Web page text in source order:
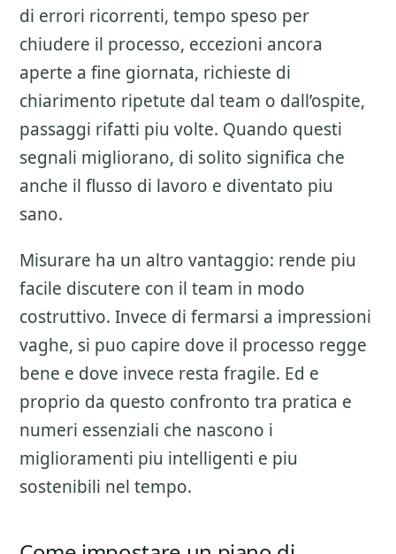
di errori ricorrenti, tempo speso per
chiudere il processo, eccezioni ancora
aperte a fine giornata, richieste di
chiarimento ripetute dal team o dall’ospite,
passaggi rifatti piu volte. Quando questi
segnali migliorano, di solito significa che
anche il flusso di lavoro e diventato piu
sano.
Misurare ha un altro vantaggio: rende piu
facile discutere con il team in modo
costruttivo. Invece di fermarsi a impressioni
vaghe, si puo capire dove il processo regge
bene e dove invece resta fragile. Ed e
proprio da questo confronto tra pratica e
numeri essenziali che nascono i
miglioramenti piu intelligenti e piu
sostenibili nel tempo.